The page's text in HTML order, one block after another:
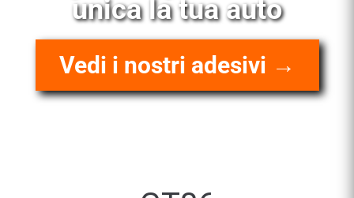
racing
Scopri i nostri kit →